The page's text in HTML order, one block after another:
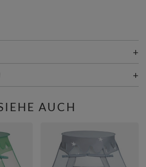
AUCH